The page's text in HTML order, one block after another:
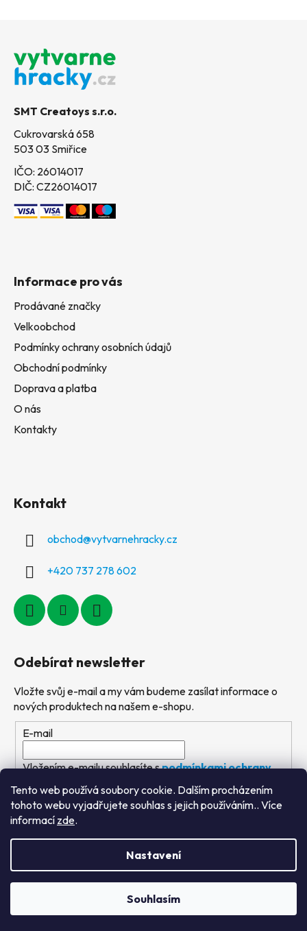
Tento web používá soubory cookie. Dalším procházením
tohoto webu vyjadřujete souhlas s jejich používáním.. Více
informací zde.
Nastavení
Souhlasím
SMT Creatoys s.r.o.
Cukrovarská 658
503 03 Smiřice
IČO: 26014017
DIČ: CZ26014017
Informace pro vás
Prodávané značky
Velkoobchod
Podmínky ochrany osobních údajů
Obchodní podmínky
Doprava a platba
O nás
Kontakty
Kontakt
obchod@vytvarnehracky.cz
+420 737 278 602
Odebírat newsletter
Vložte svůj e-mail a my vám budeme zasílat informace o
nových produktech na našem e-shopu.
E-mail
Vložením e-mailu souhlasíte spodmínkami ochrany
osobních údajů
PŘIHLÁSIT SE
Výtvarné hračky
vyhrazena.